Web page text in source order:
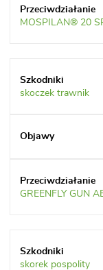
MOSPILAN® 20
skoczek trawnik
GREENFLY GUN
skorek pospolity